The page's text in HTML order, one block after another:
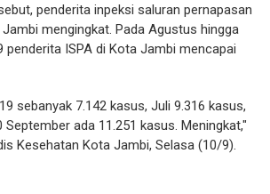
penderita inpeksi saluran pernapasan
mengingkat. Pada Agustus hingga
penderita ISPA di Kota Jambi mencapai
sebanyak 7.142 kasus, Juli 9.316 kasus,
ada 11.251 kasus. Meningkat,"
Kesehatan Kota Jambi, Selasa (10/9).